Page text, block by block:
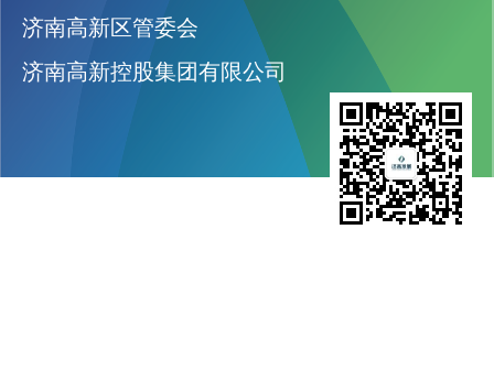
济南高新区管委会
济南高新控股集团有限公司